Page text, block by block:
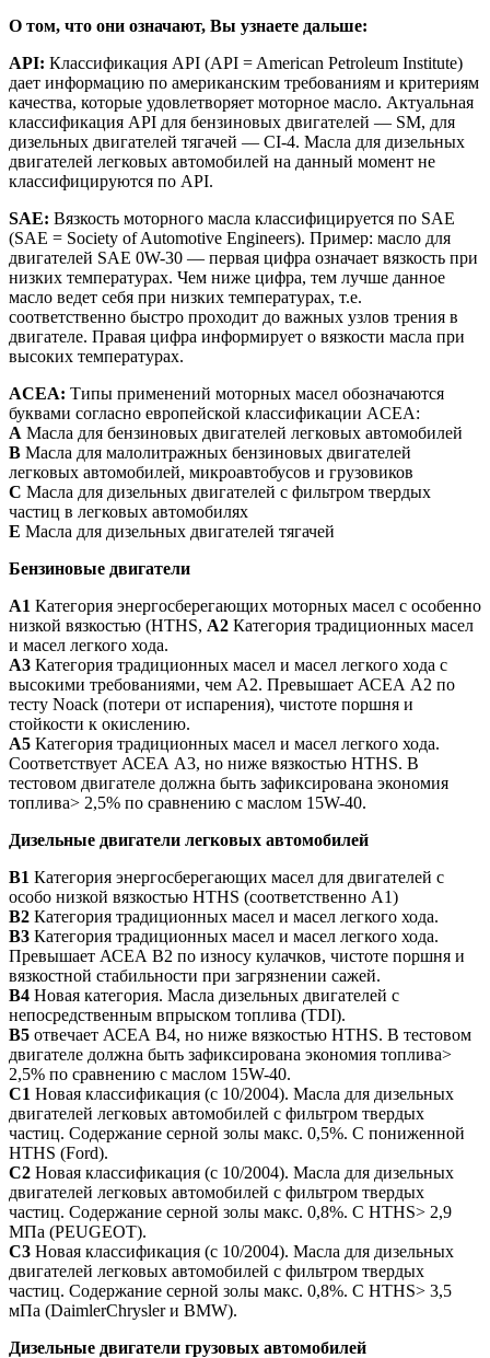
О том, что они означают, Вы узнаете дальше:
API: Классификация API (API = American Petroleum Institute)
дает информацию по американским требованиям и критериям
качества, которые удовлетворяет моторное масло. Актуальная
классификация АРI для бензиновых двигателей — SM, для
дизельных двигателей тягачей — CI-4. Масла для дизельных
двигателей легковых автомобилей на данный момент не
классифицируются по API.
SAE: Вязкость моторного масла классифицируется по SAE
(SAE = Society of Automotive Engineers). Пример: масло для
двигателей SAE 0W-30 — первая цифра означает вязкость при
низких температурах. Чем ниже цифра, тем лучше данное
масло ведет себя при низких температурах, т.е.
соответственно быстро проходит до важных узлов трения в
двигателе. Правая цифра информирует о вязкости масла при
высоких температурах.
ACEA: Типы применений моторных масел обозначаются
буквами согласно европейской классификации ACEA:
A Масла для бензиновых двигателей легковых автомобилей
В Масла для малолитражных бензиновых двигателей
легковых автомобилей, микроавтобусов и грузовиков
С Масла для дизельных двигателей с фильтром твердых
частиц в легковых автомобилях
Е Масла для дизельных двигателей тягачей
Бензиновые двигатели
А1 Категория энергосберегающих моторных масел с особенно
низкой вязкостью (HTHS, A2 Категория традиционных масел
и масел легкого хода.
А3 Категория традиционных масел и масел легкого хода с
высокими требованиями, чем А2. Превышает АСЕА А2 по
тесту Noack (потери от испарения), чистоте поршня и
стойкости к окислению.
А5 Категория традиционных масел и масел легкого хода.
Соответствует АСЕА А3, но ниже вязкостью HTHS. В
тестовом двигателе должна быть зафиксирована экономия
топлива> 2,5% по сравнению с маслом 15W-40.
Дизельные двигатели легковых автомобилей
В1 Категория энергосберегающих масел для двигателей с
особо низкой вязкостью HTHS (соответственно А1)
В2 Категория традиционных масел и масел легкого хода.
В3 Категория традиционных масел и масел легкого хода.
Превышает АСЕА В2 по износу кулачков, чистоте поршня и
вязкостной стабильности при загрязнении сажей.
В4 Новая категория. Масла дизельных двигателей с
непосредственным впрыском топлива (TDI).
В5 отвечает АСЕА В4, но ниже вязкостью HTHS. В тестовом
двигателе должна быть зафиксирована экономия топлива>
2,5% по сравнению с маслом 15W-40.
С1 Новая классификация (с 10/2004). Масла для дизельных
двигателей легковых автомобилей с фильтром твердых
частиц. Содержание серной золы макс. 0,5%. С пониженной
HTHS (Ford).
С2 Новая классификация (с 10/2004). Масла для дизельных
двигателей легковых автомобилей с фильтром твердых
частиц. Содержание серной золы макс. 0,8%. С HTHS> 2,9
МПа (PEUGEOT).
С3 Новая классификация (с 10/2004). Масла для дизельных
двигателей легковых автомобилей с фильтром твердых
частиц. Содержание серной золы макс. 0,8%. С HTHS> 3,5
мПа (DaimlerChrysler и BMW).
Дизельные двигатели грузовых автомобилей